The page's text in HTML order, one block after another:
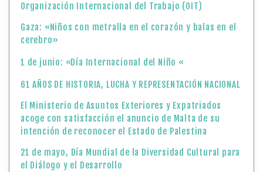
Organización Internacional del Trabajo (OIT)
Gaza: «Niños con metralla en el corazón y balas en el
cerebro»
1 de junio: «Día Internacional del Niño «
61 AÑOS DE HISTORIA, LUCHA Y REPRESENTACIÓN NACIONAL
El Ministerio de Asuntos Exteriores y Expatriados
acoge con satisfacción el anuncio de Malta de su
intención de reconocer el Estado de Palestina
21 de mayo, Día Mundial de la Diversidad Cultural para
el Diálogo y el Desarrollo